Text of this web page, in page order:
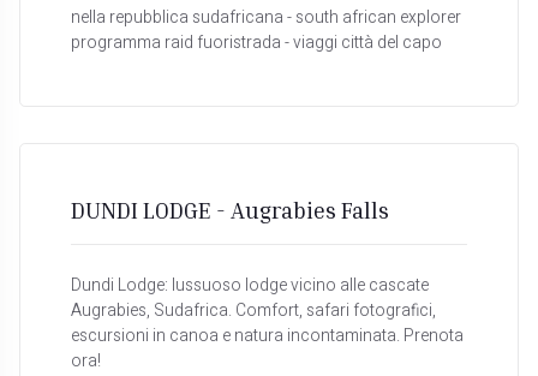
nella repubblica sudafricana - south african explorer
programma raid fuoristrada - viaggi città del capo
DUNDI LODGE - Augrabies Falls
Dundi Lodge: lussuoso lodge vicino alle cascate
Augrabies, Sudafrica. Comfort, safari fotografici,
escursioni in canoa e natura incontaminata. Prenota
ora!